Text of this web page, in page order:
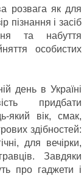
розвага як для
пізнання і засіб
та набуття
особистих
день в Україні
придбати
який вік, смак,
здібностей:
для вечірки,
Завдяки
про гаджети і